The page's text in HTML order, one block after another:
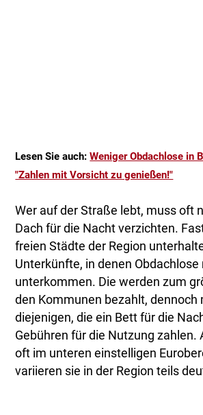
Lesen Sie auch:Weniger Obdachlose in
"Zahlen mit Vorsicht zu genießen!"
Wer auf der Straße lebt, muss oft
Dach für die Nacht verzichten.
freien Städte der Region
Unterkünfte, in denen
unterkommen. Die werden zum
den Kommunen bezahlt, dennoch
diejenigen, die ein Bett für die
Gebühren für die Nutzung zahlen.
oft im unteren einstelligen
variieren sie in der Region teils